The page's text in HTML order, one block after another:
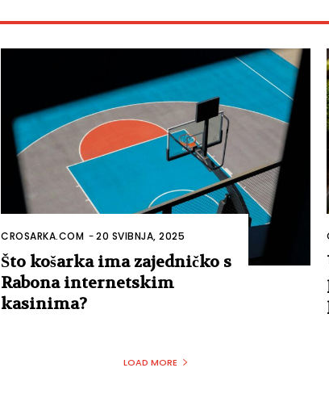
CROSARKA.COM -20 SVIBNJA, 2025
Što košarka ima zajedničko s
Rabona internetskim
kasinima?
LOAD MORE